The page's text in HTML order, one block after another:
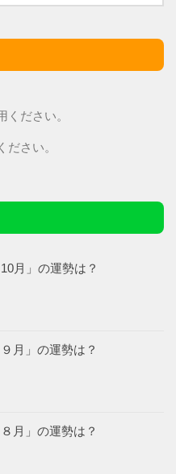
ださい。
さい。
月」の運勢は？
月」の運勢は？
月」の運勢は？